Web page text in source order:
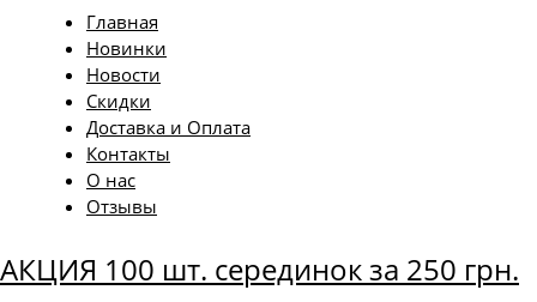
Главная
Новинки
Новости
Скидки
Доставка и Оплата
Контакты
О нас
Отзывы
АКЦИЯ 100 шт. серединок за 250 грн.